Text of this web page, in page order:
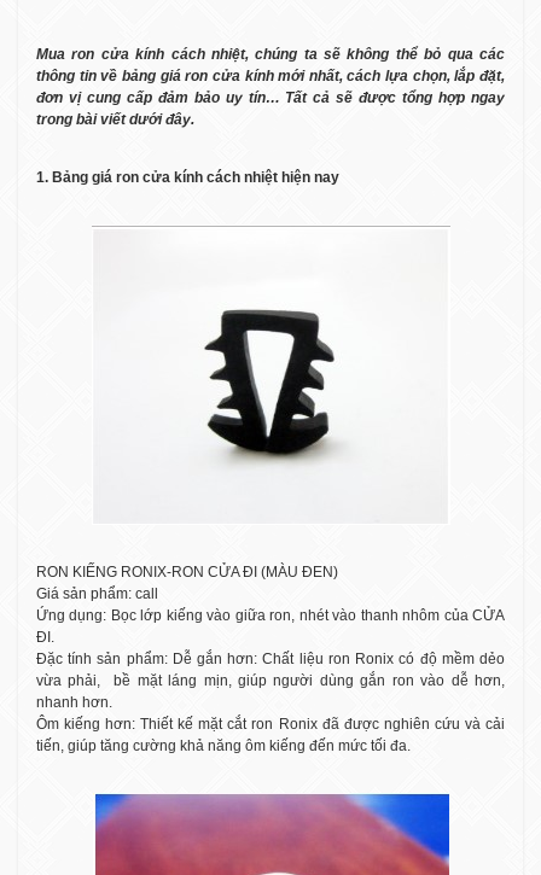
Mua ron cửa kính cách nhiệt, chúng ta sẽ không thể bỏ qua các
thông tin về bảng giá ron cửa kính mới nhất, cách lựa chọn, lắp đặt,
đơn vị cung cấp đảm bảo uy tín… Tất cả sẽ được tổng hợp ngay
trong bài viết dưới đây.
1. Bảng giá ron cửa kính cách nhiệt hiện nay
RON KIẾNG RONIX-RON CỬA ĐI (MÀU ĐEN)
Giá sản phẩm: call
Ứng dụng: Bọc lớp kiếng vào giữa ron, nhét vào thanh nhôm của CỬA
ĐI.
Đặc tính sản phẩm: Dễ gắn hơn: Chất liệu ron Ronix có độ mềm dẻo
vừa phải, bề mặt láng mịn, giúp người dùng gắn ron vào dễ hơn,
nhanh hơn.
Ôm kiếng hơn: Thiết kế mặt cắt ron Ronix đã được nghiên cứu và cải
tiến, giúp tăng cường khả năng ôm kiếng đến mức tối đa.